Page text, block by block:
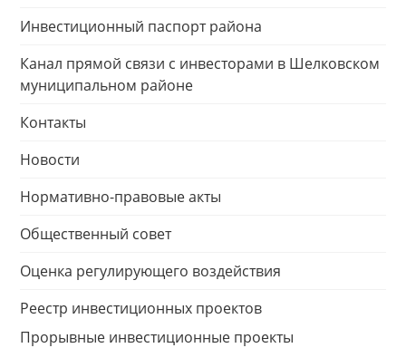
Инвестиционный паспорт района
Канал прямой связи с инвесторами в Шелковском
муниципальном районе
Контакты
Новости
Нормативно-правовые акты
Общественный совет
Оценка регулирующего воздействия
Реестр инвестиционных проектов
Прорывные инвестиционные проекты